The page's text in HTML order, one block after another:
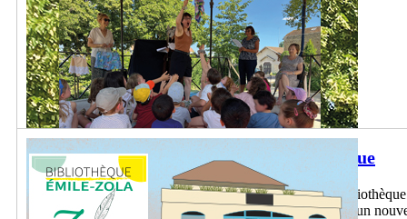
À pas contés : une belle histoire qui continue
Depuis plus de 20 ans, les bénévoles conteuses de la
histoires, en créativité et en partage, qui s’apprête à écrire un